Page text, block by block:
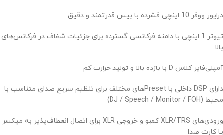
درایور ووفر 10 اینچی فشرده با بیس قدرتمند و دقیق
تیوتر 1 اینچی با دامنه فرکانسی گسترده برای جزئیات شفاف در فرکانس‌های
بالا
آمپلی‌فایر کلاس D با بازده بالا و تولید حرارت کم
دارای DSP داخلی با Presetهای مختلف برای تنظیم سریع صدای متناسب با
محیط (DJ / Speech / Monitor / FOH)
ورودی‌های XLR/TRS کمبو و خروجی XLR برای اتصال انعطاف‌پذیر به میکسر
یا کارت صدا